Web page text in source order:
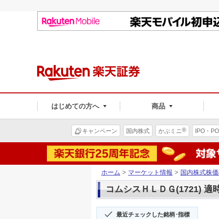
はじめての方へ 商品
キャンペーン 国内株式 かぶミニ® IPO・PO
ホーム > マーケット情報 > 国内株式株
コムシスＨＬＤＧ(1721) 適
最近チェックした銘柄･指標